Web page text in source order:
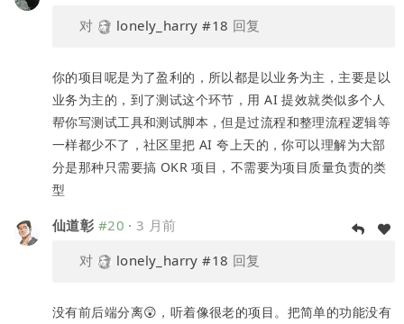
对
lonely_harry #18 回复
你的项目呢是为了盈利的，所以都是以业务为主，主要是以
业务为主的，到了测试这个环节，用 AI 提效就类似多个人
帮你写测试工具和测试脚本，但是过流程和整理流程逻辑等
一样都少不了，社区里把 AI 夸上天的，你可以理解为大部
分是那种只需要搞 OKR 项目，不需要为项目质量负责的类
型
仙道彰 #20 · 3 月前
对
lonely_harry #18 回复
没有前后端分离😲，听着像很老的项目。把简单的功能没有